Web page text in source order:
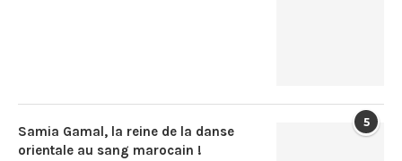
5
Samia Gamal, la reine de la danse
orientale au sang marocain !